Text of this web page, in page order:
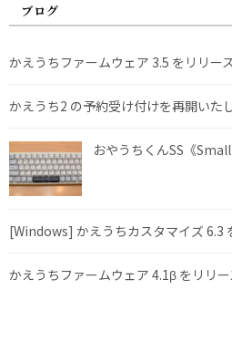
ブログ
かえうちファームウェア 3.5 をリリー
かえうち2 の予約受け付けを再開いた
おやうちくんSS《
[Windows] かえうちカスタマイズ 6.3
かえうちファームウェア 4.1β をリリ